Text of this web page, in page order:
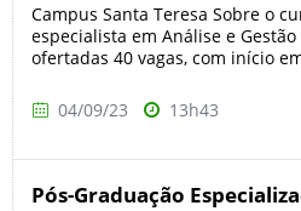
Campus Santa Teresa Sobre o
especialista em Análise e
ofertadas 40 vagas, com início
04/09/23 13h43
Pós-Graduação